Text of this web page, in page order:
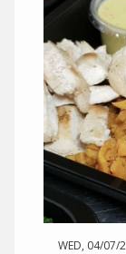
WED, 04/07/